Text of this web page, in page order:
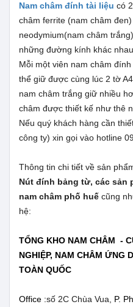
Nam châm đính tài liệu có
châm ferrite (nam châm
neodymium(nam châm
những đường kính khác
Mỗi một viên nam châm
thể giữ được cùng lúc 2 tờ
nam châm trắng giữ nhiều
châm được thiết kế như thê
Nếu quý khách hàng cần
công ty) xin gọi vào hotline
Thông tin chi tiết về sản
Nút đính bảng từ, các sản
nam châm phố huế cũng
hệ:
TỔNG KHO NAM CHÂM -
NGHIỆP, NAM CHÂM ỨNG
TOÀN QUỐC
Office :số 2C Chùa Vua, P.